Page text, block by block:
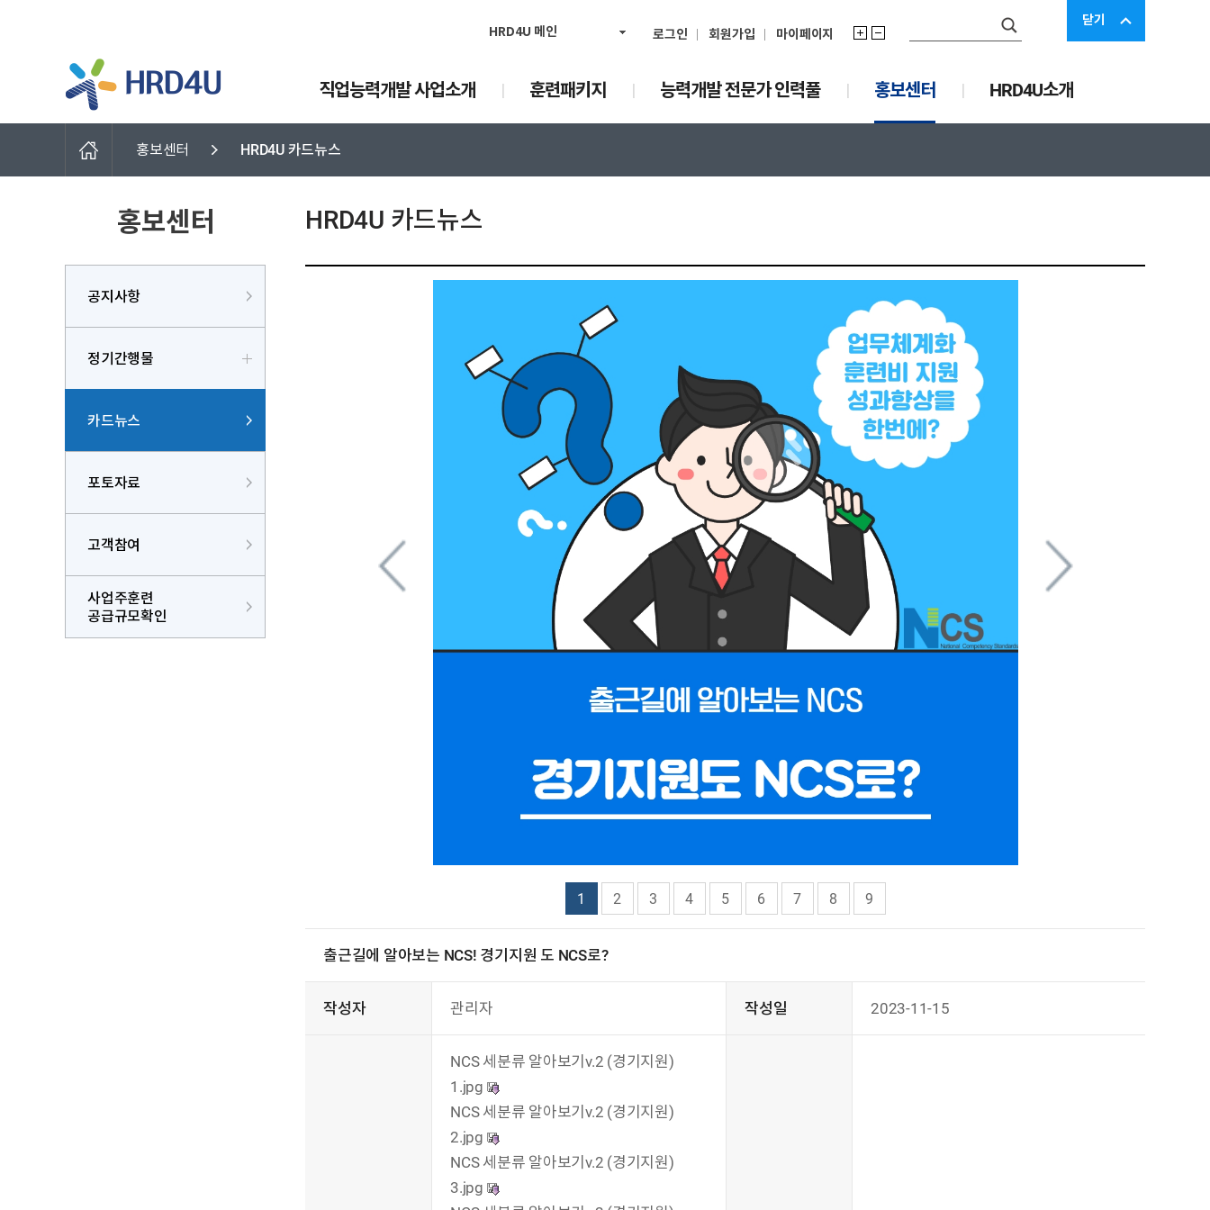
HRD4U 메인 로그인 회원가입 마이페이지
닫기
직업능력개발 사업소개 훈련패키지 능력개발 전문가 인력풀 홍보센터 HRD4U소개
홍보센터 HRD4U 카드뉴스
홍보센터
공지사항
정기간행물
카드뉴스
포토자료
고객참여
사업주훈련
공급규모확인
HRD4U 카드뉴스
1 2 3 4 5 6 7 8 9
출근길에 알아보는 NCS! 경기지원 도 NCS로?
작성자 관리자 작성일 2023-11-15
NCS 세분류 알아보기v.2 (경기지원)
1.jpg
NCS 세분류 알아보기v.2 (경기지원)
2.jpg
NCS 세분류 알아보기v.2 (경기지원)
3.jpg